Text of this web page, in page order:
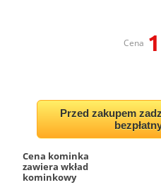
Cena
Przed zakupem
Cena kominka
zawiera wkład
kominkowy